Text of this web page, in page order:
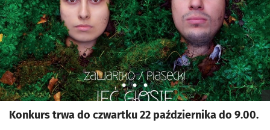
Konkurs trwa do czwartku 22 października do 9.00.